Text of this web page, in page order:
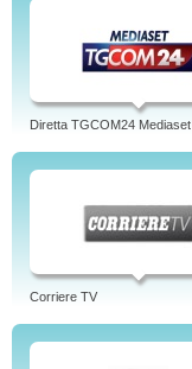
Diretta TGCOM24 Mediaset
Corriere TV